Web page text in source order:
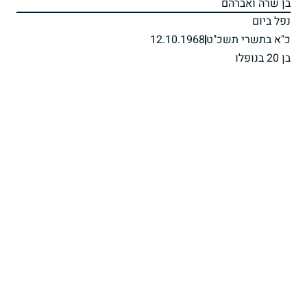
בן שרה ואברהם
נפל ביום
כ"א בתשרי תשכ"ט12.10.1968
בן 20 בנופלו